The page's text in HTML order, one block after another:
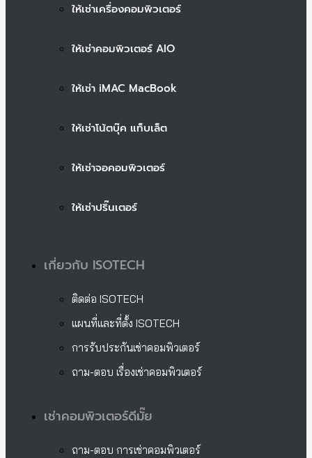
ให้เช่าเครื่องคอมพิวเตอร์
ให้เช่าคอมพิวเตอร์ AIO
ให้เช่า iMAC MacBook
ให้เช่าโน้ตบุ๊ค แท็บเล็ต
ให้เช่าจอคอมพิวเตอร์
ให้เช่าปริ๊นเตอร์
เกี่ยวกับ ISOTECH
ติดต่อ ISOTECH
แผนที่และที่ตั้ง ISOTECH
การรับประกันเช่าคอมพิวเตอร์
ถาม-ตอบ เรื่องเช่าคอมพิวเตอร์
เช่าคอมพิวเตอร์ดีมั๊ย
ถาม-ตอบ การเช่าคอมพิวเตอร์